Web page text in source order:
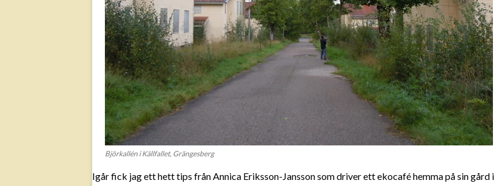
Björkallén i Källfallet, Grängesberg
Igår fick jag ett hett tips från Annica Eriksson-Jansson som driver ett ekocafé hemma på sin gård i